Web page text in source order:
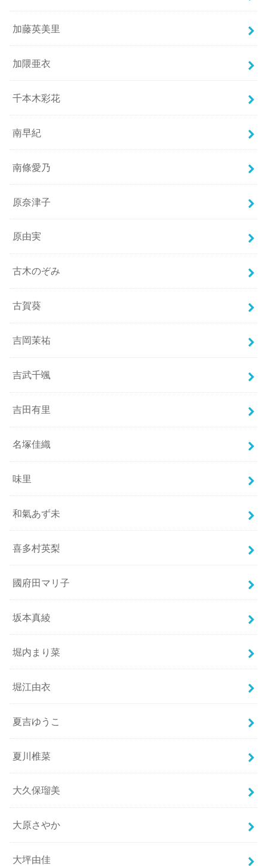
加藤英美里
加隈亜衣
千本木彩花
南早紀
南條愛乃
原奈津子
原由実
古木のぞみ
古賀葵
吉岡茉祐
吉武千颯
吉田有里
名塚佳織
味里
和氣あず未
喜多村英梨
國府田マリ子
坂本真綾
堀内まり菜
堀江由衣
夏吉ゆうこ
夏川椎菜
大久保瑠美
大原さやか
大坪由佳